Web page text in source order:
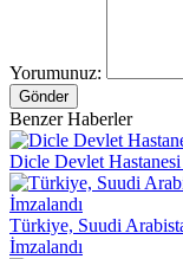
Yorumunuz:
Gönder
Benzer Haberler
Dicle Devlet
Türkiye, Suudi
İmzalandı